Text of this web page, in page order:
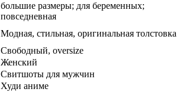
большие размеры; для беременных;
повседневная
Модная, стильная, оригинальная толстовка
Свободный, oversize
Женский
Свитшоты для мужчин
Худи аниме